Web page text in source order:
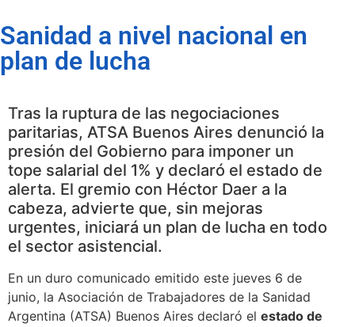
Sanidad a nivel nacional en
plan de lucha
Tras la ruptura de las negociaciones
paritarias, ATSA Buenos Aires denunció la
presión del Gobierno para imponer un
tope salarial del 1% y declaró el estado de
alerta. El gremio con Héctor Daer a la
cabeza, advierte que, sin mejoras
urgentes, iniciará un plan de lucha en todo
el sector asistencial.
En un duro comunicado emitido este jueves 6 de
junio, la Asociación de Trabajadores de la Sanidad
Argentina (ATSA) Buenos Aires declaró el estado de